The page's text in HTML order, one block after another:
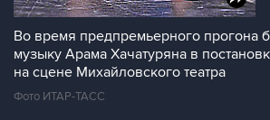
Во время предпремьерного прогона
музыку Арама Хачатуряна в
на сцене Михайловского театра
Фото ИТАР-ТАСС